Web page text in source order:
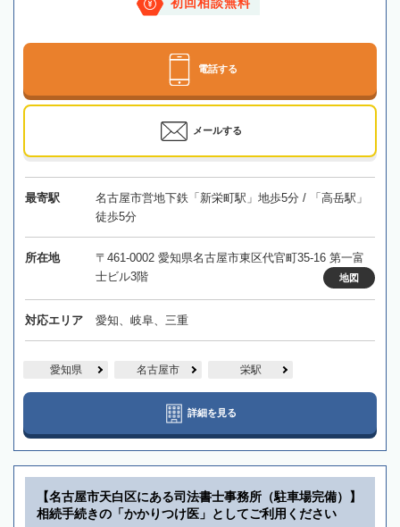
初回相談無料
電話する
メールする
最寄駅
名古屋市営地下鉄「新栄町駅」地歩5分 / 「高岳駅」
徒歩5分
所在地
〒461-0002 愛知県名古屋市東区代官町35-16 第一富
士ビル3階
地図
対応エリア 愛知、岐阜、三重
愛知県 名古屋市 栄駅
詳細を見る
【名古屋市天白区にある司法書士事務所（駐車場完備）】
相続手続きの「かかりつけ医」としてご利用ください